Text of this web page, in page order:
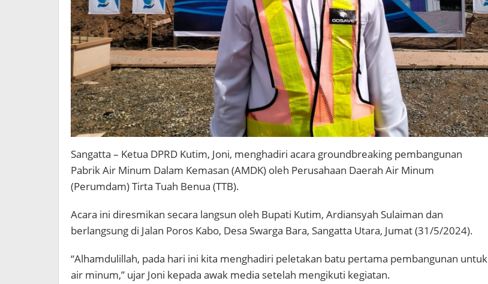
Sangatta – Ketua DPRD Kutim, Joni, menghadiri acara groundbreaking pembangunan
Pabrik Air Minum Dalam Kemasan (AMDK) oleh Perusahaan Daerah Air Minum
(Perumdam) Tirta Tuah Benua (TTB).
Acara ini diresmikan secara langsun oleh Bupati Kutim, Ardiansyah Sulaiman dan
berlangsung di Jalan Poros Kabo, Desa Swarga Bara, Sangatta Utara, Jumat (31/5/2024).
“Alhamdulillah, pada hari ini kita menghadiri peletakan batu pertama pembangunan untuk
air minum,” ujar Joni kepada awak media setelah mengikuti kegiatan.